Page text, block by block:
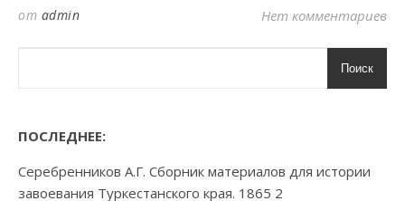
от admin Нет комментариев
Поиск
ПОСЛЕДНЕЕ:
Серебренников А.Г. Сборник материалов для истории
завоевания Туркестанского края. 1865 2